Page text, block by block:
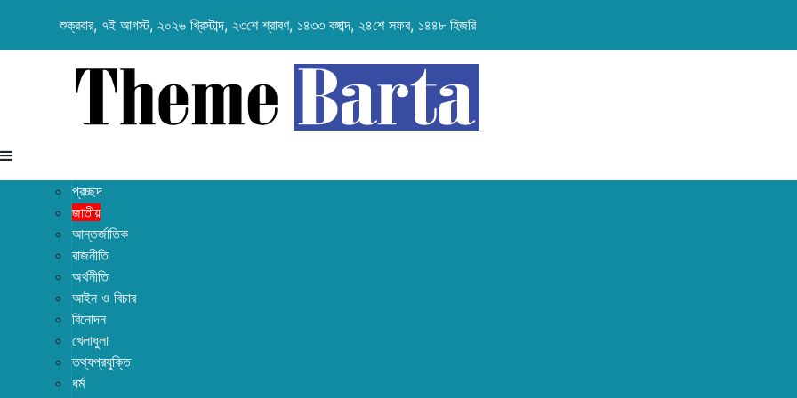
শুক্রবার, ৭ই আগস্ট, ২০২৬ খ্রিস্টাব্দ, ২৩শে শ্রাবণ, ১৪৩৩ বঙ্গাব্দ, ২৪শে সফর, ১৪৪৮ হিজরি
প্রচ্ছদ
জাতীয়
আন্তর্জাতিক
রাজনীতি
অর্থনীতি
আইন ও বিচার
বিনোদন
খেলাধুলা
তথ্যপ্রযুক্তি
ধর্ম